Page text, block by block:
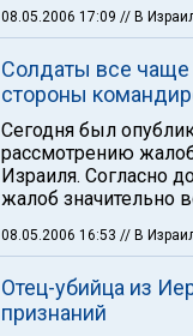
08.05.2006 17:09 // В
Солдаты все чаще
стороны
Сегодня был
рассмотрению
Израиля. Согласно
жалоб значительно
08.05.2006 16:53 // В
Отец-убийца из
признаний